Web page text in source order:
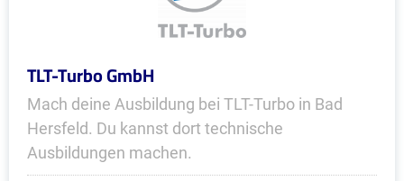
TLT-Turbo GmbH
Mach deine Ausbildung bei TLT-Turbo in Bad
Hersfeld. Du kannst dort technische
Ausbildungen machen.